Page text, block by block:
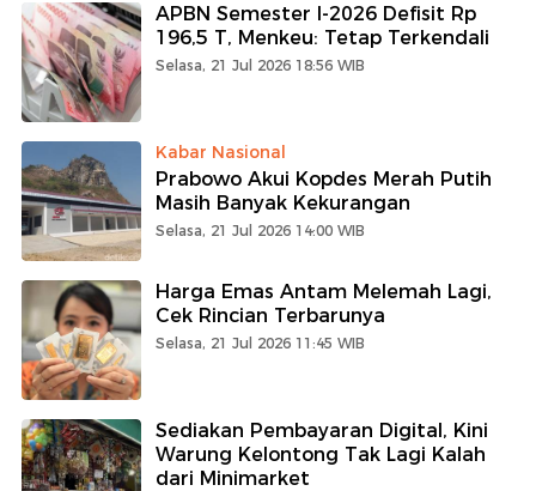
APBN Semester I-2026 Defisit Rp
196,5 T, Menkeu: Tetap Terkendali
Selasa, 21 Jul 2026 18:56 WIB
Kabar Nasional
Prabowo Akui Kopdes Merah Putih
Masih Banyak Kekurangan
Selasa, 21 Jul 2026 14:00 WIB
Harga Emas Antam Melemah Lagi,
Cek Rincian Terbarunya
Selasa, 21 Jul 2026 11:45 WIB
Sediakan Pembayaran Digital, Kini
Warung Kelontong Tak Lagi Kalah
dari Minimarket